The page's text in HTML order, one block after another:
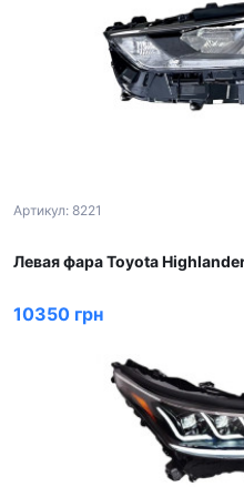
Артикул: 8221
Левая фара Toyota
10350 грн